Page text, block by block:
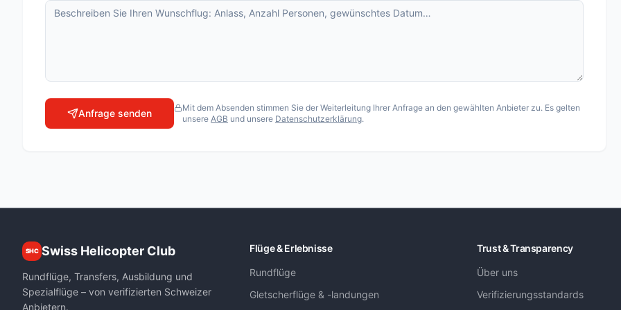
Matterhorn Special
Oberengadiner Gletscher-Rundflug
Pilatusflug zur Villa Honegg
Air Zermatt AG
Airport Helicopter AHB AG
Fuchs Helikopter AG
Heli Sitterdorf AG / Heli Academy
Anfrage senden
Mit dem Absenden stimmen Sie der Weiterleitung Ihrer Anfrage an den gewählten Anbieter zu. Es gelten
unsere AGB und unsere Datenschutzerklärung.
SHC Swiss Helicopter Club
Rundflüge, Transfers, Ausbildung und
Spezialflüge – von verifizierten Schweizer
Anbietern.
Flüge & Erlebnisse
Rundflüge
Gletscherflüge & -landungen
Trust & Transparency
Über uns
Verifizierungsstandards